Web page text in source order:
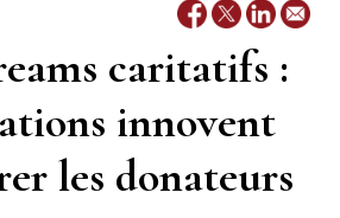
caritatifs :
innovent
les donateurs